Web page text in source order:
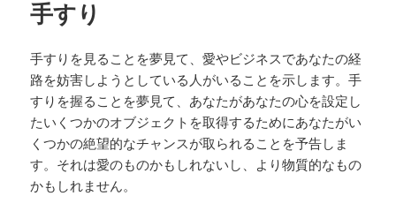
手すり
手すりを見ることを夢見て、愛やビジネスであなたの経
路を妨害しようとしている人がいることを示します。手
すりを握ることを夢見て、あなたがあなたの心を設定し
たいくつかのオブジェクトを取得するためにあなたがい
くつかの絶望的なチャンスが取られることを予告しま
す。それは愛のものかもしれないし、より物質的なもの
かもしれません。